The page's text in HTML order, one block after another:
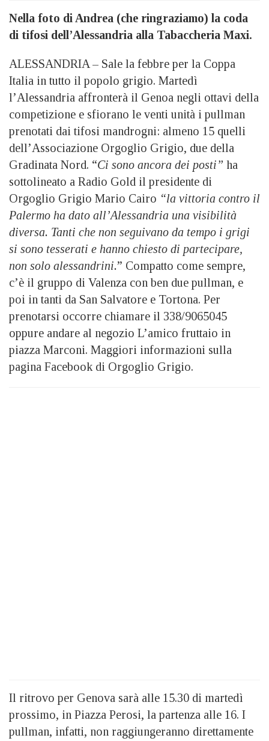
Nella foto di Andrea (che ringraziamo) la coda
di tifosi dell’Alessandria alla Tabaccheria Maxi.
ALESSANDRIA – Sale la febbre per la Coppa
Italia in tutto il popolo grigio. Martedì
l’Alessandria affronterà il Genoa negli ottavi della
competizione e sfiorano le venti unità i pullman
prenotati dai tifosi mandrogni: almeno 15 quelli
dell’Associazione Orgoglio Grigio, due della
Gradinata Nord. “Ci sono ancora dei posti” ha
sottolineato a Radio Gold il presidente di
Orgoglio Grigio Mario Cairo “la vittoria contro il
Palermo ha dato all’Alessandria una visibilità
diversa. Tanti che non seguivano da tempo i grigi
si sono tesserati e hanno chiesto di partecipare,
non solo alessandrini.” Compatto come sempre,
c’è il gruppo di Valenza con ben due pullman, e
poi in tanti da San Salvatore e Tortona. Per
prenotarsi occorre chiamare il 338/9065045
oppure andare al negozio L’amico fruttaio in
piazza Marconi. Maggiori informazioni sulla
pagina Facebook di Orgoglio Grigio.
Il ritrovo per Genova sarà alle 15.30 di martedì
prossimo, in Piazza Perosi, la partenza alle 16. I
pullman, infatti, non raggiungeranno direttamente